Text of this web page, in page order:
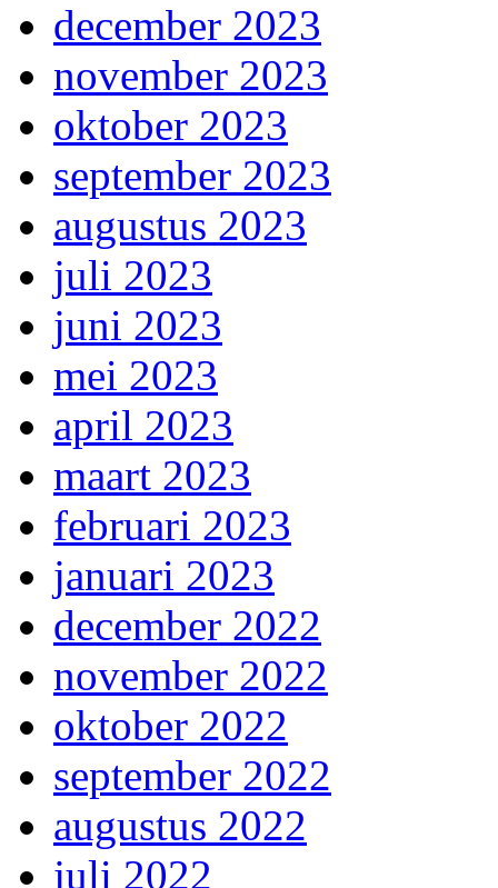
december 2023
november 2023
oktober 2023
september 2023
augustus 2023
juli 2023
juni 2023
mei 2023
april 2023
maart 2023
februari 2023
januari 2023
december 2022
november 2022
oktober 2022
september 2022
augustus 2022
juli 2022